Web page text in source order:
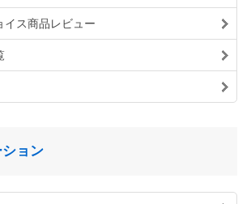
イス商品レビュー
ョン